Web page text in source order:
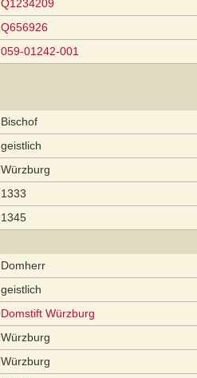
Q1234209
Q656926
059-01242-001
Bischof
geistlich
Würzburg
1333
1345
Domherr
geistlich
Domstift Würzburg
Würzburg
Würzburg